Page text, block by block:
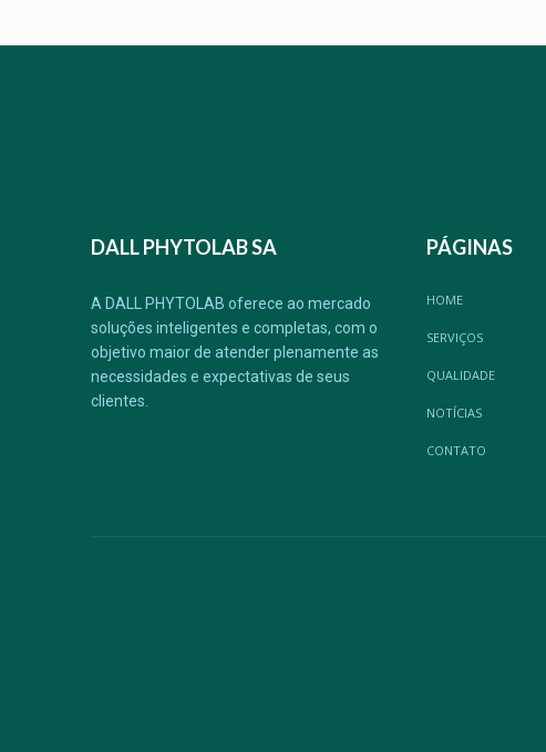
DALL PHYTOLAB SA
A DALL PHYTOLAB oferece ao mercado
soluções inteligentes e completas, com o
objetivo maior de atender plenamente as
necessidades e expectativas de seus
clientes.
PÁGINAS
HOME
SERVIÇOS
QUALIDADE
NOTÍCIAS
CONTATO